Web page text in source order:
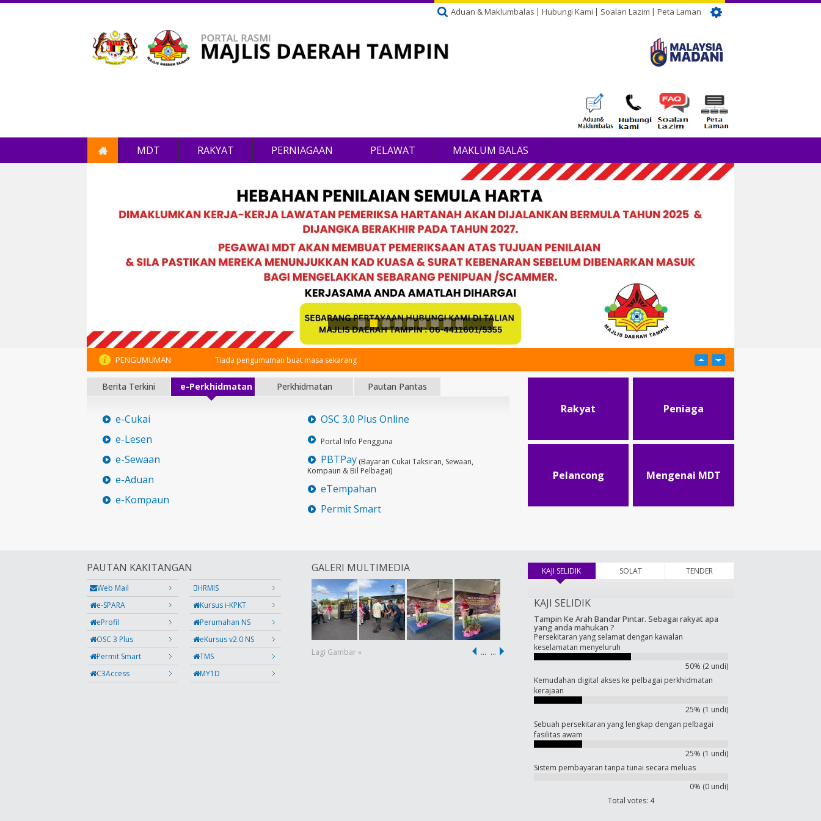
Aduan & Maklumbalas Hubungi Kami Soalan Lazim Peta Laman
MDT RAKYAT PERNIAGAAN PELAWAT MAKLUM BALAS
PENGUMUMAN Tiada pengumuman buat masa sekarang
Berita Terkini e-Perkhidmatan Perkhidmatan Pautan Pantas
e-Cukai
e-Lesen
e-Sewaan
e-Aduan
e-Kompaun
OSC 3.0 Plus Online
Portal Info Pengguna
PBTPay(Bayaran Cukai Taksiran, Sewaan,
Kompaun & Bil Pelbagai)
eTempahan
Permit Smart
Rakyat Peniaga
Pelancong Mengenai MDT
PAUTAN KAKITANGAN
Web Mail
HRMIS
e-SPARA
Kursus i-KPKT
eProfil
Perumahan NS
OSC 3 Plus
eKursus v2.0 NS
Permit Smart
TMS
C3Access
MY1D
GALERI MULTIMEDIA
Lagi Gambar » … …
KAJI SELIDIK SOLAT TENDER
KAJI SELIDIK
Tampin Ke Arah Bandar Pintar. Sebagai rakyat apa
yang anda mahukan ?
Persekitaran yang selamat dengan kawalan
keselamatan menyeluruh
50% (2 undi)
Kemudahan digital akses ke pelbagai perkhidmatan
kerajaan
25% (1 undi)
Sebuah persekitaran yang lengkap dengan pelbagai
fasilitas awam
25% (1 undi)
Sistem pembayaran tanpa tunai secara meluas
0% (0 undi)
Total votes: 4